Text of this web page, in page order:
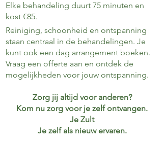
Elke behandeling duurt 75 minuten en
kost €85.
Reiniging, schoonheid en ontspanning
staan centraal in de behandelingen. Je
kunt ook een dag arrangement boeken.
Vraag een offerte aan en ontdek de
mogelijkheden voor jouw ontspanning.
Zorg jij altijd voor anderen?
Kom nu zorg voor je zelf ontvangen.
Je Zult
Je zelf als nieuw ervaren.